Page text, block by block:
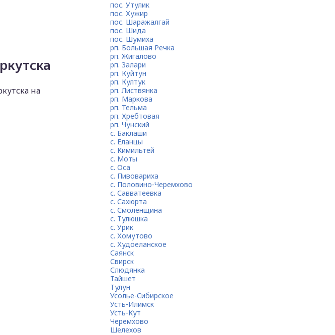
на
пос. Утулик
пос. Хужир
пос. Шаражалгай
пос. Шида
пос. Шумиха
рп. Большая Речка
рп. Жигалово
рп. Залари
рп. Куйтун
рп. Култук
рп. Листвянка
рп. Маркова
рп. Тельма
рп. Хребтовая
рп. Чунский
с. Баклаши
с. Еланцы
с. Кимильтей
с. Моты
с. Оса
с. Пивовариха
с. Половино-Черемхово
с. Савватеевка
с. Сахюрта
с. Смоленщина
с. Тулюшка
с. Урик
с. Хомутово
с. Худоеланское
Саянск
Свирск
Слюдянка
Тайшет
Тулун
Усолье-Сибирское
Усть-Илимск
Усть-Кут
Черемхово
Шелехов